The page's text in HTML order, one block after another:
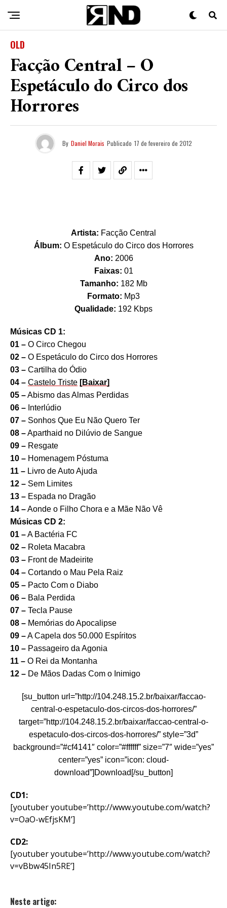
OLD
Facção Central – O
Espetáculo do Circo dos
Horrores
By Daniel Morais Publicado 17 de fevereiro de 2012
Artista: Facção Central
Álbum: O Espetáculo do Circo dos Horrores
Ano: 2006
Faixas: 01
Tamanho: 182 Mb
Formato: Mp3
Qualidade: 192 Kbps
Músicas CD 1:
01 – O Circo Chegou
02 – O Espetáculo do Circo dos Horrores
03 – Cartilha do Ódio
04 – Castelo Triste [Baixar]
05 –Abismo das Almas Perdidas
06 – Interlúdio
07 – Sonhos Que Eu Não Quero Ter
08 –Aparthaid no Dilúvio de Sangue
09 – Resgate
10 – Homenagem Póstuma
11 – Livro de Auto Ajuda
12 – Sem Limites
13 – Espada no Dragão
14 –Aonde o Filho Chora e a Mãe Não Vê
Músicas CD 2:
01 –A Bactéria FC
02 – Roleta Macabra
03 – Front de Madeirite
04 – Cortando o Mau Pela Raiz
05 – Pacto Com o Diabo
06 – Bala Perdida
07 – Tecla Pause
08 – Memórias do Apocalipse
09 –A Capela dos 50.000 Espíritos
10 – Passageiro da Agonia
11 – O Rei da Montanha
12 – De Mãos Dadas Com o Inimigo
[su_button url=”http://104.248.15.2.br/baixar/faccao-
central-o-espetaculo-dos-circos-dos-horrores/”
target=”http://104.248.15.2.br/baixar/faccao-central-o-
espetaculo-dos-circos-dos-horrores/” style=”3d”
background=”#cf4141″ color=”#ffffff” size=”7″ wide=”yes”
center=”yes” icon=”icon: cloud-
download”]Download[/su_button]
CD1:
[youtuber youtube=’http://www.youtube.com/watch?
v=OaO-wEfjsKM’]
CD2:
[youtuber youtube=’http://www.youtube.com/watch?
v=vBbw45In5RE’]
Neste artigo: